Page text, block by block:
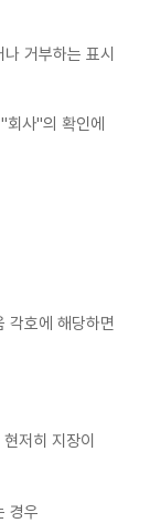
거부하는 표시
사"의 확인에
각호에 해당하면
저히 지장이
경우